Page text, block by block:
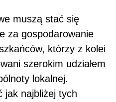
muszą stać się
za gospodarowanie
którzy z kolei
szerokim udziałem
lokalnej.
jak najbliżej tych